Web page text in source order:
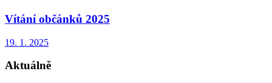
Vítání občánků 2025
19. 1. 2025
Aktuálně